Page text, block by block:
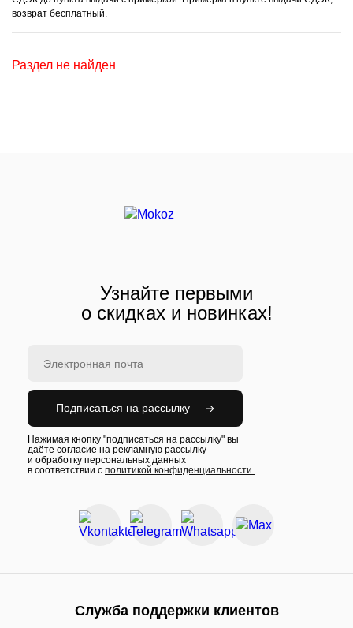
возврат бесплатный.
Раздел не найден
Узнайте первыми
о скидках и новинках!
Подписаться на рассылку
Нажимая кнопку "подписаться на рассылку" вы
даёте согласие на рекламную рассылку
и обработку персональных данных
в соответствии с политикой конфиденциальности.
Служба поддержки клиентов